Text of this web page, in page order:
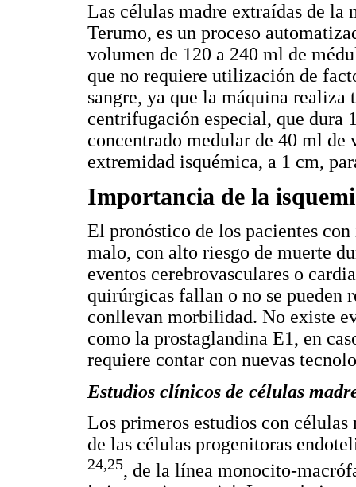
Las células madre extraídas de la
Terumo, es un proceso
volumen de 120 a 240 ml de
que no requiere utilización de
sangre, ya que la máquina
centrifugación especial, que dura
concentrado medular de 40 ml
extremidad isquémica, a 1 cm,
Importancia de la
El pronóstico de los pacientes
malo, con alto riesgo de muerte
eventos cerebrovasculares o
quirúrgicas fallan o no se pueden
conllevan morbilidad. No existe
como la prostaglandina E1, en
requiere contar con nuevas
Estudios clínicos de células
Los primeros estudios con
de las células progenitoras
24,25, de la línea monocito-